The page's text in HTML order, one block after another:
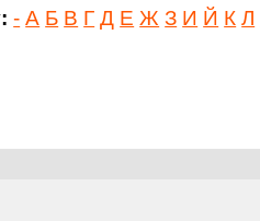
- А Б В Г Д Е Ж З И Й К Л